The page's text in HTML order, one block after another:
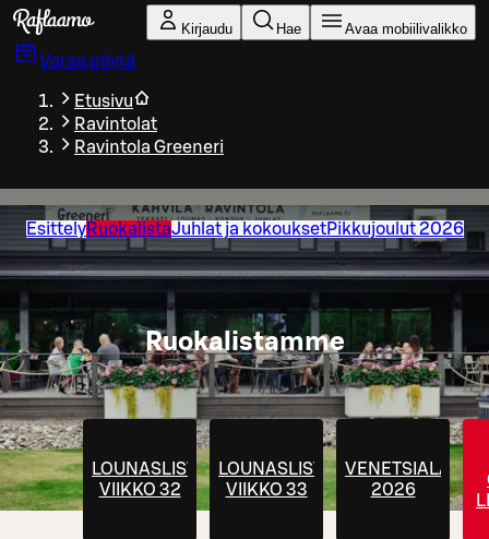
Siirry pääsisältöön
Kirjaudu Hae Avaa mobiilivalikko
Varaa pöytä
Etusivu
Ravintolat
Ravintola Greeneri
EsittelyRuokalistaJuhlat ja kokouksetPikkujoulut 2026
Ruokalistamme
LOUNASLISTA
VIIKKO 32
LOUNASLISTA
VIIKKO 33
VENETSIALAISET
2026